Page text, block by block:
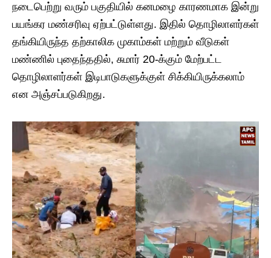
நடைபெற்று வரும் பகுதியில் கனமழை காரணமாக இன்று
பயங்கர மண்சரிவு ஏற்பட்டுள்ளது. இதில் தொழிலாளர்கள்
தங்கியிருந்த தற்காலிக முகாம்கள் மற்றும் வீடுகள்
மண்ணில் புதைந்ததில், சுமார் 20-க்கும் மேற்பட்ட
தொழிலாளர்கள் இடிபாடுகளுக்குள் சிக்கியிருக்கலாம்
என அஞ்சப்படுகிறது.